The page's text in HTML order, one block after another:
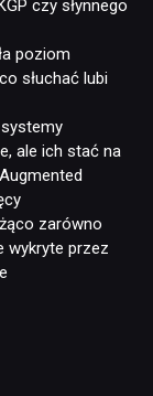
czy słynnego
poziom
słuchać lubi
ale ich stać na
zarówno
wykryte przez